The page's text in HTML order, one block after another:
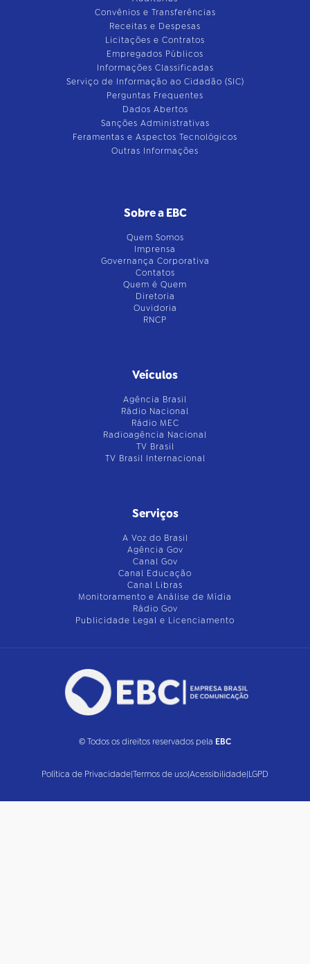
Convênios e Transferências
Receitas e Despesas
Licitações e Contratos
Empregados Públicos
Informações Classificadas
Serviço de Informação ao Cidadão (SIC)
Perguntas Frequentes
Dados Abertos
Sanções Administrativas
Feramentas e Aspectos Tecnológicos
Outras Informações
Sobre a EBC
Quem Somos
Imprensa
Governança Corporativa
Contatos
Quem é Quem
Diretoria
Ouvidoria
RNCP
Veículos
Agência Brasil
Rádio Nacional
Rádio MEC
Radioagência Nacional
TV Brasil
TV Brasil Internacional
Serviços
A Voz do Brasil
Agência Gov
Canal Gov
Canal Educação
Canal Libras
Monitoramento e Análise de Mídia
Rádio Gov
Publicidade Legal e Licenciamento
© Todos os direitos reservados pela EBC
Política de Privacidade|Termos de uso|Acessibilidade|LGPD